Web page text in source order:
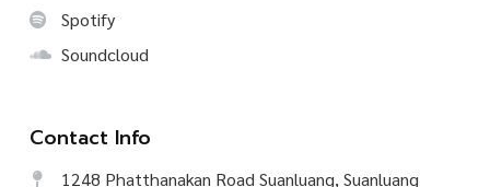
Spotify
Soundcloud
Contact Info
1248 Phatthanakan Road Suanluang, Suanluang